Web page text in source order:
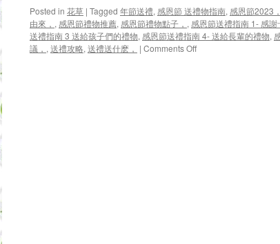
Posted in 花草 | Tagged 年節送禮, 感恩節 送禮物指南, 感恩節2023，
由來， , 感恩節禮物推薦, 感恩節禮物點子， , 感恩節送禮指南 1- 感
送禮指南 3 送給孩子們的禮物, 感恩節送禮指南 4- 送給長輩的禮物,
議， , 送禮攻略, 送禮送什麽， | Comments Offon